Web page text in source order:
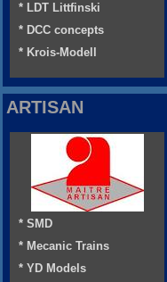
* LDT Littfinski
* DCC concepts
* Krois-Modell
ARTISAN
* SMD
* Mecanic Trains
* YD Models